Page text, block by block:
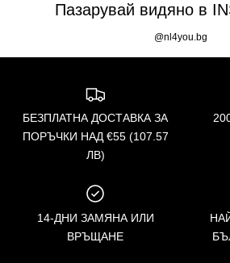
Пазарувай видяно в
@nl4you.bg
БЕЗПЛАТНА ДОСТАВКА ЗА
ПОРЪЧКИ НАД €55 (107.57
ЛВ)
14-ДНИ ЗАМЯНА ИЛИ
ВРЪЩАНЕ